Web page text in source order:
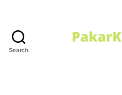
Search